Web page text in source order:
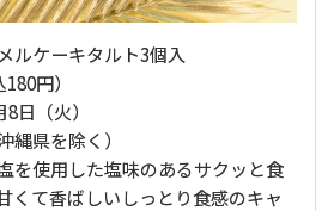
ルケーキタルト3個入
円）
日（火）
縄県を除く）
を使用した塩味のあるサクッと食
くて香ばしいしっとり食感のキャ